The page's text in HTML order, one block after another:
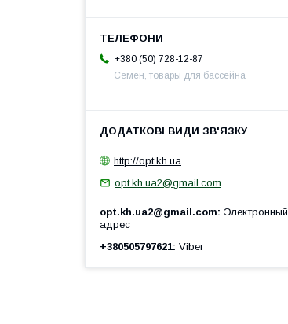
+380 (50) 728-12-87
Семен, товары для бассейна
http://opt.kh.ua
opt.kh.ua2@gmail.com
opt.kh.ua2@gmail.com
Электронный
адрес
+380505797621 Viber